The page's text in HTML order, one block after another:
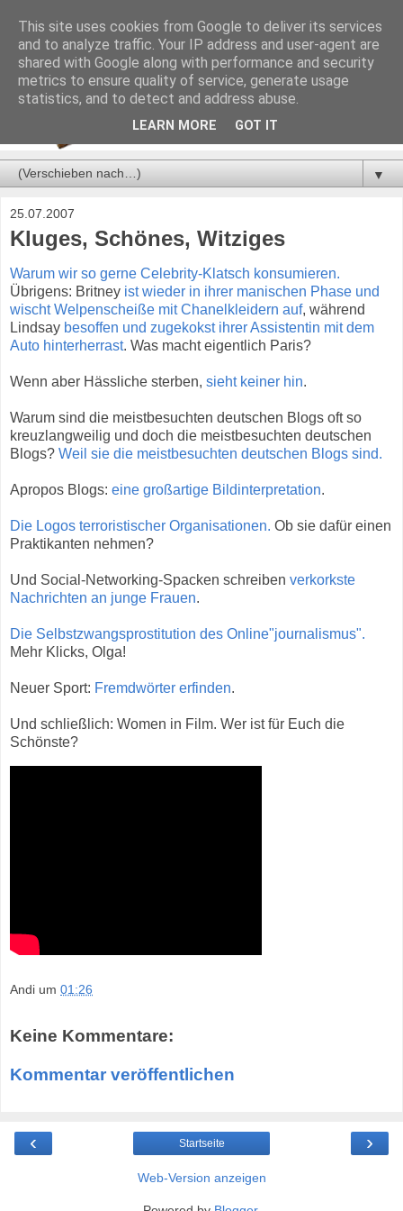
▼
25.07.2007
Kluges, Schönes, Witziges
Warum wir so gerne Celebrity-Klatsch konsumieren.
Übrigens: Britney ist wieder in ihrer manischen Phase und
wischt Welpenscheiße mit Chanelkleidern auf, während
Lindsay besoffen und zugekokst ihrer Assistentin mit dem
Auto hinterherrast. Was macht eigentlich Paris?
Wenn aber Hässliche sterben, sieht keiner hin.
Warum sind die meistbesuchten deutschen Blogs oft so
kreuzlangweilig und doch die meistbesuchten deutschen
Blogs? Weil sie die meistbesuchten deutschen Blogs sind.
Apropos Blogs: eine großartige Bildinterpretation.
Die Logos terroristischer Organisationen. Ob sie dafür einen
Praktikanten nehmen?
Und Social-Networking-Spacken schreiben verkorkste
Nachrichten an junge Frauen.
Die Selbstzwangsprostitution des Online"journalismus".
Mehr Klicks, Olga!
Neuer Sport: Fremdwörter erfinden.
Und schließlich: Women in Film. Wer ist für Euch die
Schönste?
Andi um 01:26
Keine Kommentare:
Kommentar veröffentlichen
‹ ›
Startseite
Web-Version anzeigen
This site uses cookies from Google to deliver its services
and to analyze traffic. Your IP address and user-agent are
shared with Google along with performance and security
metrics to ensure quality of service, generate usage
statistics, and to detect and address abuse.
LEARN MORE GOT IT